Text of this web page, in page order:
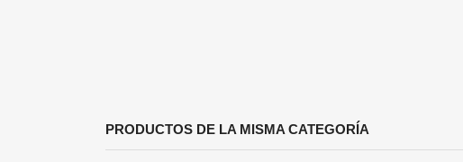
PRODUCTOS DE LA MISMA CATEGORÍA